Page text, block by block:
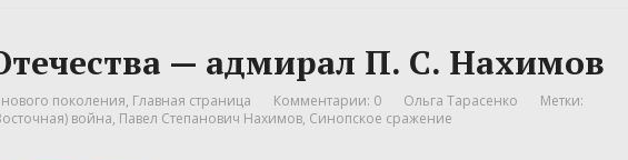
— адмирал П. С. Нахимов
поколения, Главная страница Комментарии: 0 Ольга Тарасенко
Метки:
война, Павел Степанович Нахимов, Синопское сражение